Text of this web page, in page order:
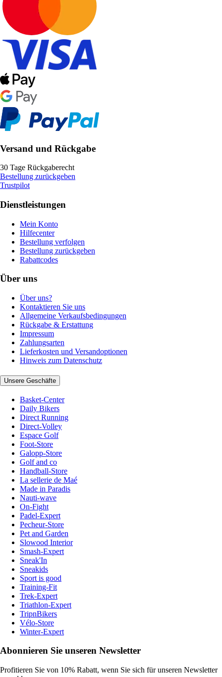
Versand und Rückgabe
30 Tage Rückgaberecht
Bestellung zurückgeben
Trustpilot
Dienstleistungen
Mein Konto
Hilfecenter
Bestellung verfolgen
Bestellung zurückgeben
Rabattcodes
Über uns
Über uns?
Kontaktieren Sie uns
Allgemeine Verkaufsbedingungen
Rückgabe & Erstattung
Impressum
Zahlungsarten
Lieferkosten und Versandoptionen
Hinweis zum Datenschutz
Unsere Geschäfte
Basket-Center
Daily Bikers
Direct Running
Direct-Volley
Espace Golf
Foot-Store
Galopp-Store
Golf and co
Handball-Store
La sellerie de Maé
Made in Paradis
Nauti-wave
On-Fight
Padel-Expert
Pecheur-Store
Pet and Garden
Slowood Interior
Smash-Expert
Sneak'In
Sneakids
Sport is good
Training-Fit
Trek-Expert
Triathlon-Expert
TripnBikers
Vélo-Store
Winter-Expert
Abonnieren Sie unseren Newsletter
Profitieren Sie von 10% Rabatt, wenn Sie sich für unseren Newsletter